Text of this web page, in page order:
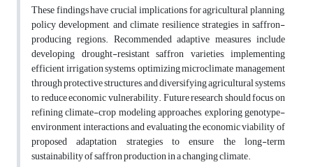
These findings have crucial implications for agricultural planning,
policy development, and climate resilience strategies in saffron-
producing regions. Recommended adaptive measures include
developing drought-resistant saffron varieties, implementing
efficient irrigation systems, optimizing microclimate management
through protective structures, and diversifying agricultural systems
to reduce economic vulnerability. Future research should focus on
refining climate-crop modeling approaches, exploring genotype-
environment interactions, and evaluating the economic viability of
proposed adaptation strategies to ensure the long-term
sustainability of saffron production in a changing climate.